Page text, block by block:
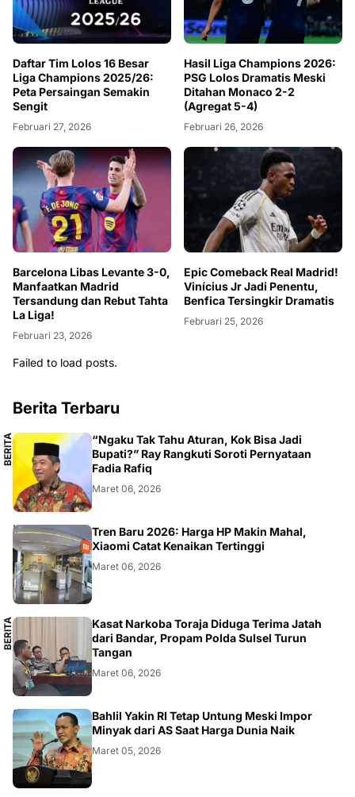
Daftar Tim Lolos 16 Besar
Liga Champions 2025/26:
Peta Persaingan Semakin
Sengit
Februari 27, 2026
Hasil Liga Champions 2026:
PSG Lolos Dramatis Meski
Ditahan Monaco 2-2
(Agregat 5-4)
Februari 26, 2026
Barcelona Libas Levante 3-0,
Manfaatkan Madrid
Tersandung dan Rebut Tahta
La Liga!
Februari 23, 2026
Epic Comeback Real Madrid!
Vinícius Jr Jadi Penentu,
Benfica Tersingkir Dramatis
Februari 25, 2026
Failed to load posts.
Berita Terbaru
B
E
R
I
T
A
L
O
K
AL
“Ngaku Tak Tahu Aturan, Kok Bisa Jadi
Bupati?” Ray Rangkuti Soroti Pernyataan
Fadia Rafiq
Maret 06, 2026
SMARTPHONE
Tren Baru 2026: Harga HP Makin Mahal,
Xiaomi Catat Kenaikan Tertinggi
Maret 06, 2026
B
E
R
I
T
A
L
O
K
AL
Kasat Narkoba Toraja Diduga Terima Jatah
dari Bandar, Propam Polda Sulsel Turun
Tangan
Maret 06, 2026
BISNIS
Bahlil Yakin RI Tetap Untung Meski Impor
Minyak dari AS Saat Harga Dunia Naik
Maret 05, 2026